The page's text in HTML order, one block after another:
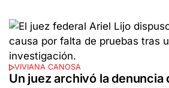
VIVIANA CANOSA
Un juez archivó la denuncia